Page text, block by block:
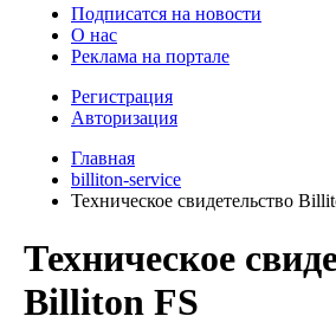
Подписатся на новости
О нас
Реклама на портале
Регистрация
Авторизация
Главная
billiton-service
Техническое свидетельство
Техническое
Billiton FS